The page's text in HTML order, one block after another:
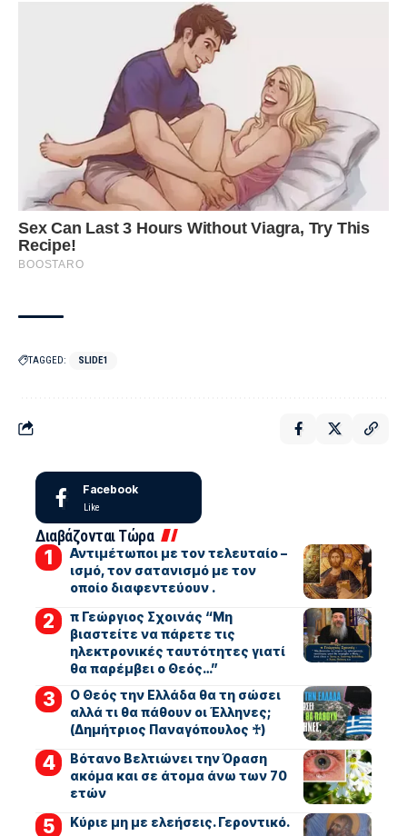
TAGGED: SLIDE1
Facebook
Like
Διαβάζονται Τώρα
Αντιμέτωποι με τον τελευταίο –
ισμό, τον σατανισμό με τον
οποίο διαφεντεύουν .
π Γεώργιος Σχοινάς “Μη
βιαστείτε να πάρετε τις
ηλεκτρονικές ταυτότητες γιατί
θα παρέμβει ο Θεός…”
Ο Θεός την Ελλάδα θα τη σώσει
αλλά τι θα πάθουν οι Έλληνες;
(Δημήτριος Παναγόπουλος ♰)
Βότανο Βελτιώνει την Όραση
ακόμα και σε άτομα άνω των 70
ετών
Kύριε μη με ελεήσεις. Γεροντικό.